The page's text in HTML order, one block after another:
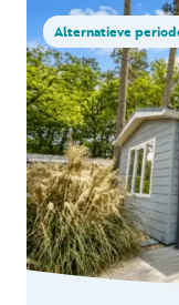
Alternatieve